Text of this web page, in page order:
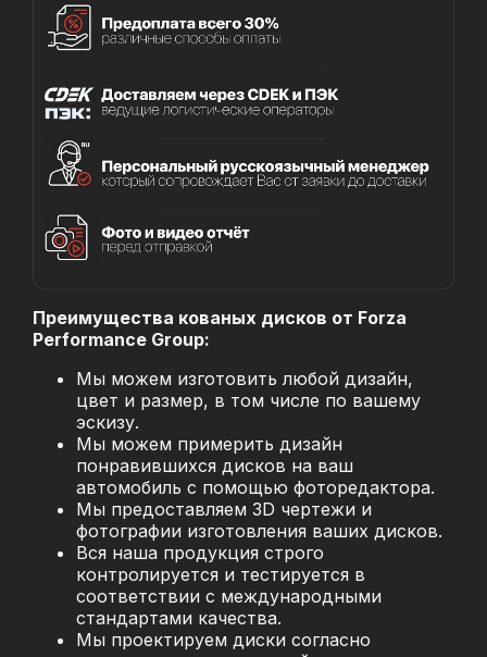
Преимущества кованых дисков от Forza
Performance Group:
Мы можем изготовить любой дизайн,
цвет и размер, в том числе по вашему
эскизу.
Мы можем примерить дизайн
понравившихся дисков на ваш
автомобиль с помощью фоторедактора.
Мы предоставляем 3D чертежи и
фотографии изготовления ваших дисков.
Вся наша продукция строго
контролируется и тестируется в
соответствии с международными
стандартами качества.
Мы проектируем диски согласно